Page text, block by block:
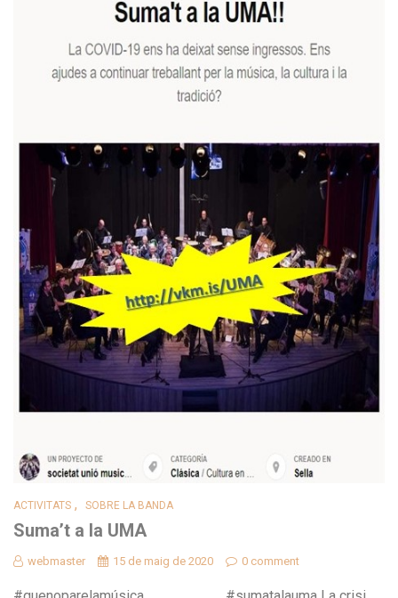
ACTIVITATS , SOBRE LA BANDA
Suma’t a la UMA
webmaster 15 de maig de 2020 0 comment